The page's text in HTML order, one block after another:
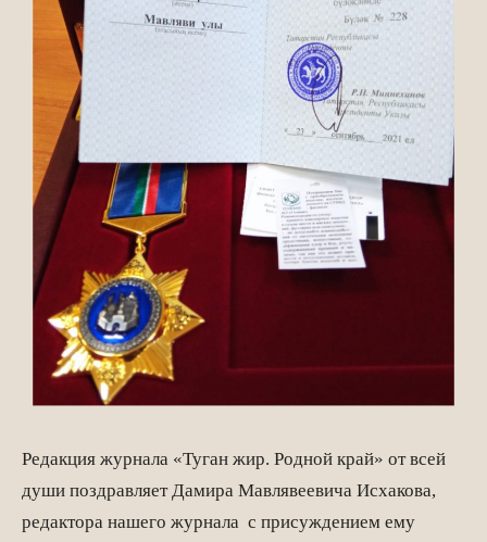
Редакция журнала «Туган жир. Родной край» от всей
души поздравляет Дамира Мавлявеевича Исхакова,
редактора нашего журнала с присуждением ему